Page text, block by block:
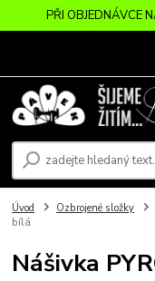
PŘI OBJEDNÁVCE
Úvod Ozbrojené složky
bílá
Nášivka